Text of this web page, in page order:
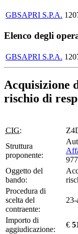
GBSAPRI S.P.A.
Elenco degli
GBSAPRI S.P.A.
Acquisizione
rischio di
CIG:
Struttura
proponente:
Oggetto del
bando:
Procedura di
scelta del
contraente:
Importo di
aggiudicazione:
€